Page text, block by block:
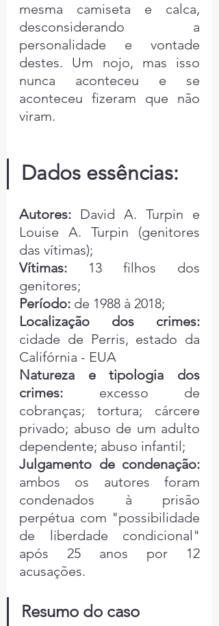
mesma camiseta e calca,
desconsiderando a
personalidade e vontade
destes. Um nojo, mas isso
nunca aconteceu e se
aconteceu fizeram que não
viram.
Dados essências:
Autores: David A. Turpin e
Louise A. Turpin (genitores
das vítimas);
Vítimas: 13 filhos dos
genitores;
Período: de 1988 à 2018;
cidade de Perris, estado da
Califórnia - EUA
Natureza e tipologia dos
crimes: excesso de
cobranças; tortura; cárcere
privado; abuso de um adulto
dependente; abuso infantil;
Julgamento de condenação:
ambos os autores foram
condenados à prisão
perpétua com "possibilidade
de liberdade condicional"
após 25 anos por 12
acusações.
Resumo do caso